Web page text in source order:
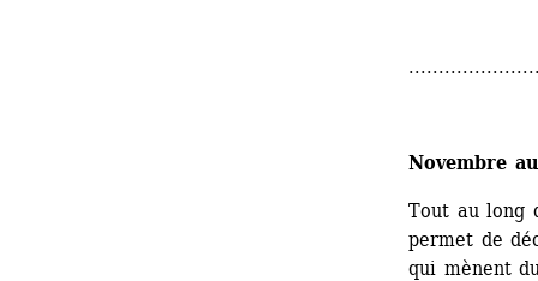
Novembre
Tout au long
permet de
qui mènent